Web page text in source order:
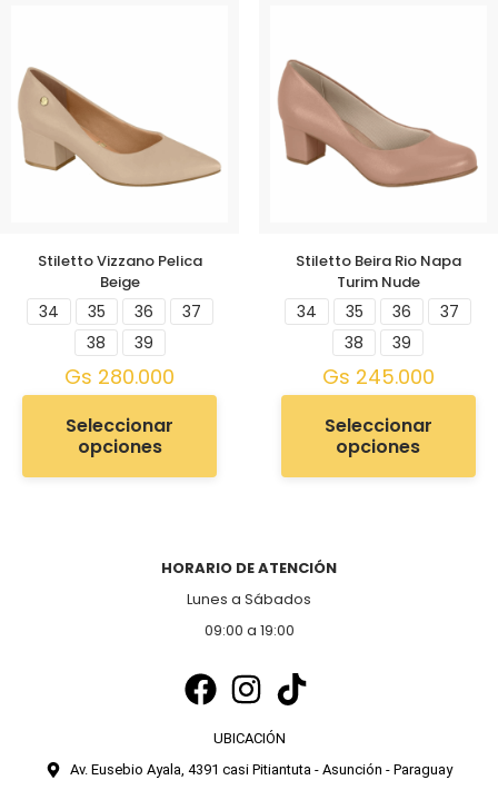
Stiletto Vizzano Pelica
Beige
34 35 36
37
38
39
Gs 280.000
Seleccionar
opciones
Stiletto Beira Rio Napa
Turim Nude
34 35 36
37
38
39
Gs 245.000
Seleccionar
opciones
HORARIO DE ATENCIÓN
Lunes a Sábados
09:00 a 19:00
UBICACIÓN
Av. Eusebio Ayala, 4391 casi Pitiantuta - Asunción - Paraguay